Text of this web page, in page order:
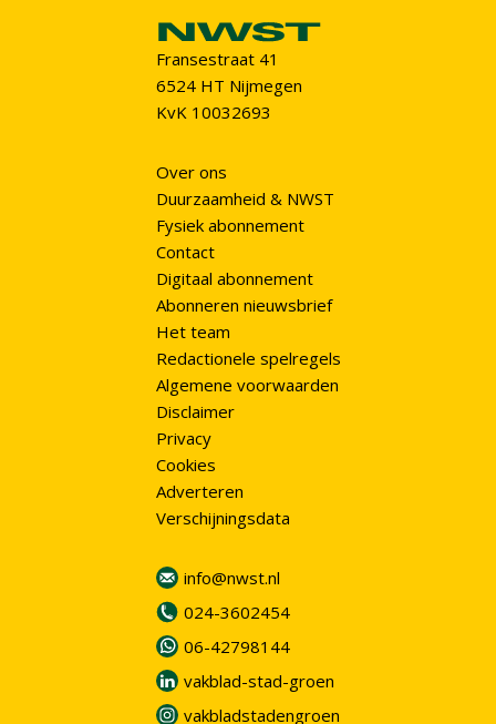
Fransestraat 41
6524 HT Nijmegen
KvK 10032693
Over ons
Duurzaamheid & NWST
Fysiek abonnement
Contact
Digitaal abonnement
Abonneren nieuwsbrief
Het team
Redactionele spelregels
Algemene voorwaarden
Disclaimer
Privacy
Cookies
Adverteren
Verschijningsdata
info@nwst.nl
024-3602454
06-42798144
vakblad-stad-groen
vakbladstadengroen